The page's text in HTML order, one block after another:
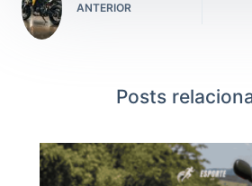
ANTERIOR
Posts